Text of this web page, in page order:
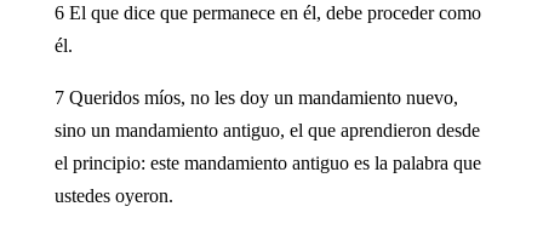
6 El que dice que permanece en él, debe proceder como
él.
7 Queridos míos, no les doy un mandamiento nuevo,
sino un mandamiento antiguo, el que aprendieron desde
el principio: este mandamiento antiguo es la palabra que
ustedes oyeron.